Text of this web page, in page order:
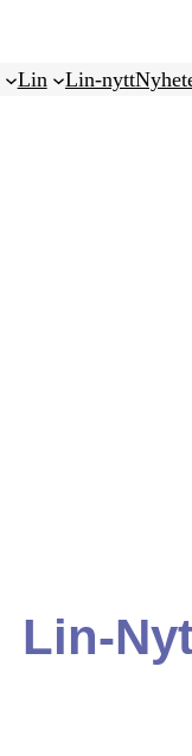
Lin Lin-nytt
Lin-